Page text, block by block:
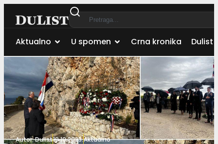
Aktualno U spomen Crna kronika Dulist
Autor:Dulist19.10.2023.Aktualno